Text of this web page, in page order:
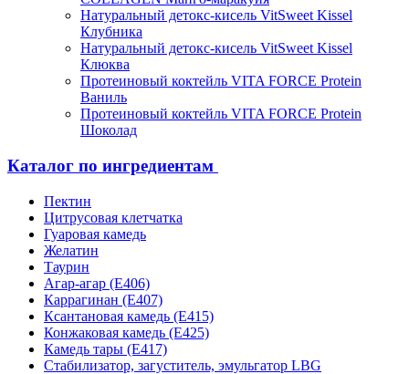
Натуральный детокс-кисель VitSweet Kissel
Клубника
Натуральный детокс-кисель VitSweet Kissel
Клюква
Протеиновый коктейль VITA FORCE Protein
Ваниль
Протеиновый коктейль VITA FORCE Protein
Шоколад
Каталог по ингредиентам
Пектин
Цитрусовая клетчатка
Гуаровая камедь
Желатин
Таурин
Агар-агар (Е406)
Каррагинан (Е407)
Ксантановая камедь (Е415)
Конжаковая камедь (Е425)
Камедь тары (Е417)
Стабилизатор, загуститель, эмульгатор LBG